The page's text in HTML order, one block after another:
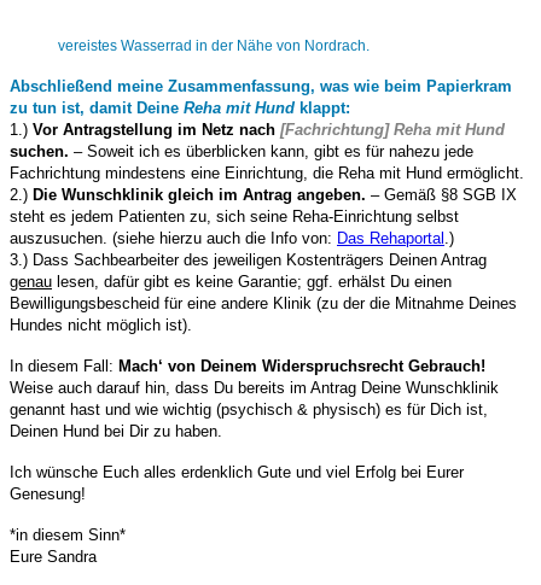
vereistes Wasserrad in der Nähe von Nordrach.
Abschließend meine Zusammenfassung, was wie beim Papierkram
zu tun ist, damit Deine Reha mit Hund klappt:
1.) Vor Antragstellung im Netz nach [Fachrichtung] Reha mit Hund
suchen. – Soweit ich es überblicken kann, gibt es für nahezu jede
Fachrichtung mindestens eine Einrichtung, die Reha mit Hund ermöglicht.
2.) Die Wunschklinik gleich im Antrag angeben. – Gemäß §8 SGB IX
steht es jedem Patienten zu, sich seine Reha-Einrichtung selbst
auszusuchen. (siehe hierzu auch die Info von: Das Rehaportal .)
3.) Dass Sachbearbeiter des jeweiligen Kostenträgers Deinen Antrag
genau lesen, dafür gibt es keine Garantie; ggf. erhälst Du einen
Bewilligungsbescheid für eine andere Klinik (zu der die Mitnahme Deines
Hundes nicht möglich ist).
In diesem Fall: Mach‘ von Deinem Widerspruchsrecht Gebrauch!
Weise auch darauf hin, dass Du bereits im Antrag Deine Wunschklinik
genannt hast und wie wichtig (psychisch & physisch) es für Dich ist,
Deinen Hund bei Dir zu haben.
Ich wünsche Euch alles erdenklich Gute und viel Erfolg bei Eurer
Genesung!
*in diesem Sinn*
Eure Sandra